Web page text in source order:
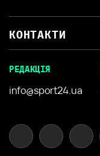
КОНТАКТИ
РЕДАКЦІЯ
info@sport24.ua